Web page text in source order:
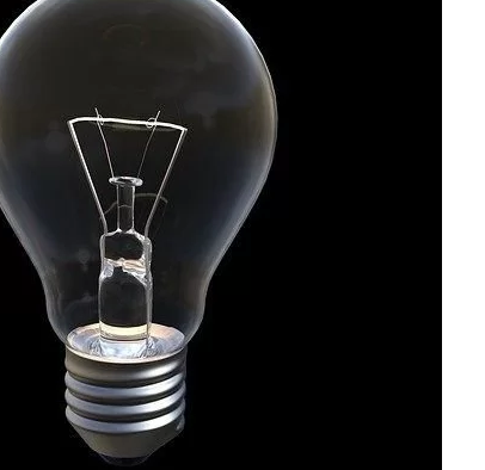
コミュニケーション
コンテンツ追加(160)
(122)
セキュリティ
デザイン(30)
バックエンド（管理）
パソコン＆ソフト(78)
パフォーマンス改善
プラグイン
(7)
ペット・動物(26)
ホームページ作成
ユーザー管理
今日の料理
使い方など
初心者向け情報
副収入(44)